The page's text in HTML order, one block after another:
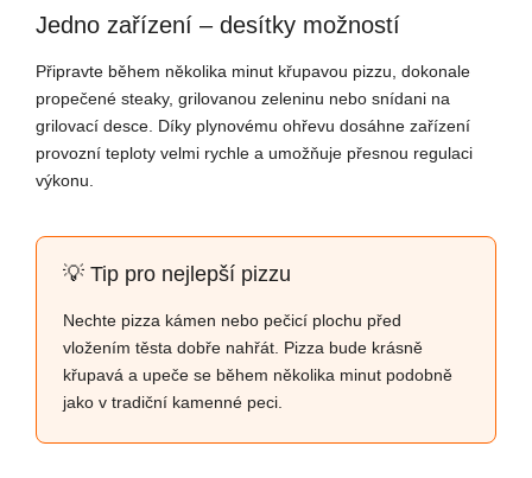
Jedno zařízení – desítky možností
Připravte během několika minut křupavou pizzu, dokonale
propečené steaky, grilovanou zeleninu nebo snídani na
grilovací desce. Díky plynovému ohřevu dosáhne zařízení
provozní teploty velmi rychle a umožňuje přesnou regulaci
výkonu.
💡 Tip pro nejlepší pizzu
Nechte pizza kámen nebo pečicí plochu před
vložením těsta dobře nahřát. Pizza bude krásně
křupavá a upeče se během několika minut podobně
jako v tradiční kamenné peci.